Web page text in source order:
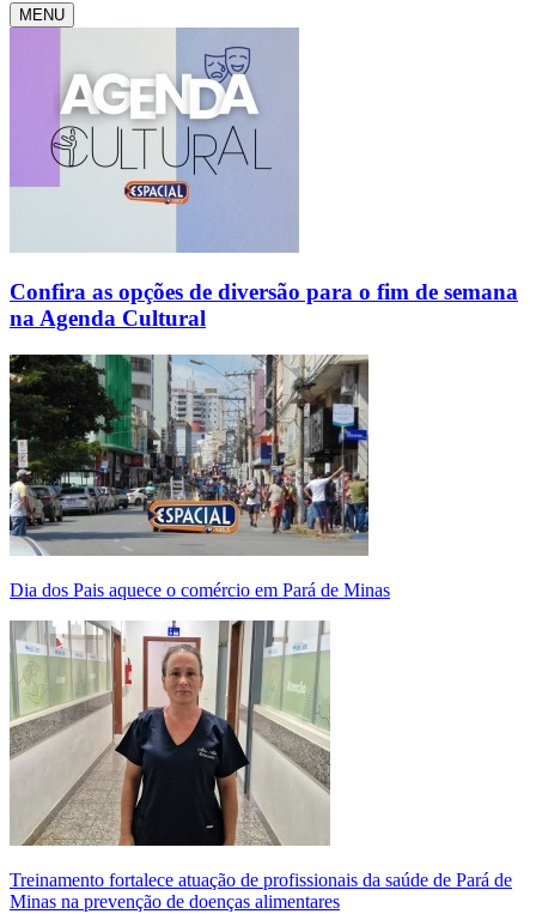
MENU
Confira as opções de diversão para o fim de semana
na Agenda Cultural
Dia dos Pais aquece o comércio em Pará de Minas
Treinamento fortalece atuação de profissionais da saúde de Pará de
Minas na prevenção de doenças alimentares